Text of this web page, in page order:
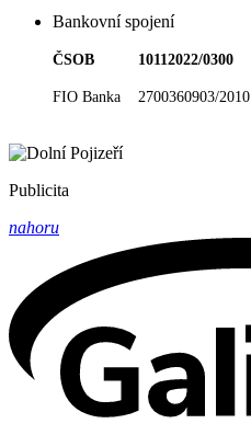
Bankovní spojení
ČSOB 10112022/0300
FIO Banka 2700360903/2010
Publicita
nahoru